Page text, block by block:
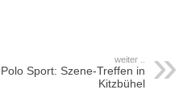
weiter ..
Polo Sport: Szene-Treffen in
Kitzbühel